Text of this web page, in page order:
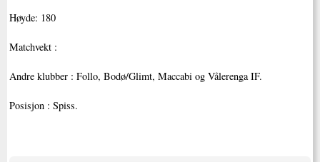
Høyde: 180
Matchvekt :
Andre klubber : Follo, Bodø/Glimt, Maccabi og Vålerenga IF.
Posisjon : Spiss.